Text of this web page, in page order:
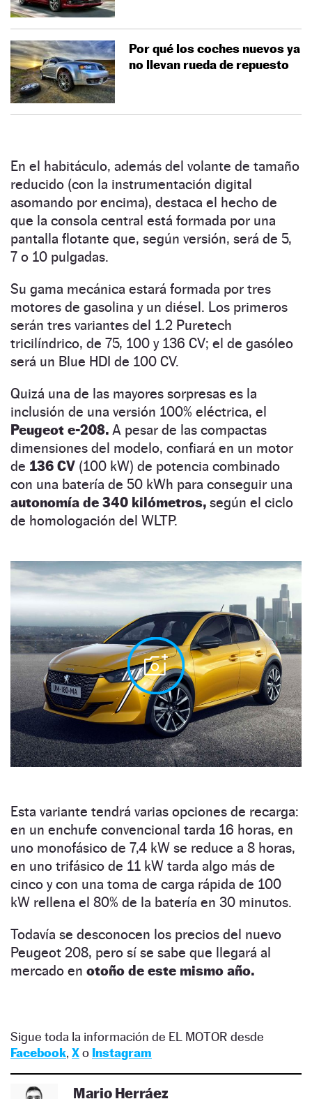
Por qué los coches nuevos ya
no llevan rueda de repuesto
En el habitáculo, además del volante de tamaño
reducido (con la instrumentación digital
asomando por encima), destaca el hecho de
que la consola central está formada por una
pantalla flotante que, según versión, será de 5,
7 o 10 pulgadas.
Su gama mecánica estará formada por tres
motores de gasolina y un diésel. Los primeros
serán tres variantes del 1.2 Puretech
tricilíndrico, de 75, 100 y 136 CV; el de gasóleo
será un Blue HDI de 100 CV.
Quizá una de las mayores sorpresas es la
inclusión de una versión 100% eléctrica, el
Peugeot e-208. A pesar de las compactas
dimensiones del modelo, confiará en un motor
de 136 CV (100 kW) de potencia combinado
con una batería de 50 kWh para conseguir una
autonomía de 340 kilómetros, según el ciclo
de homologación del WLTP.
Esta variante tendrá varias opciones de recarga:
en un enchufe convencional tarda 16 horas, en
uno monofásico de 7,4 kW se reduce a 8 horas,
en uno trifásico de 11 kW tarda algo más de
cinco y con una toma de carga rápida de 100
kW rellena el 80% de la batería en 30 minutos.
Todavía se desconocen los precios del nuevo
Peugeot 208, pero sí se sabe que llegará al
mercado en otoño de este mismo año.
Sigue toda la información de EL MOTOR desde
Facebook, Xo Instagram
Mario Herráez